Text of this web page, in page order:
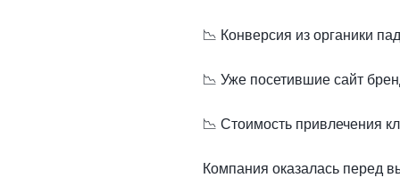
📉 Конверсия из органики
📉 Уже посетившие сайт
📉 Стоимость привлечения
Компания оказалась перед